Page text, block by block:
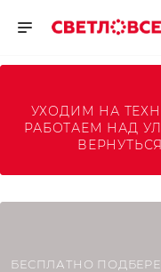
УХОДИМ НА
РАБОТАЕМ НАД
БЕСПЛАТНО